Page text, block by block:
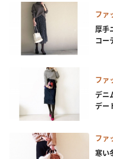
ファ
厚手
コー
ファ
デニ
デー
ファ
寒い